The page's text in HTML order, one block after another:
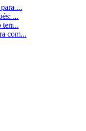
...
...
terr...
com...